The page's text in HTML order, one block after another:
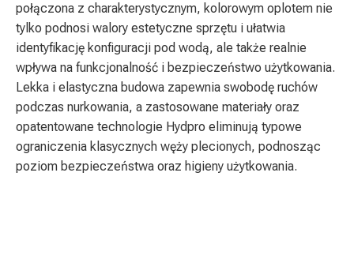
połączona z charakterystycznym, kolorowym oplotem nie
tylko podnosi walory estetyczne sprzętu i ułatwia
identyfikację konfiguracji pod wodą, ale także realnie
wpływa na funkcjonalność i bezpieczeństwo użytkowania.
Lekka i elastyczna budowa zapewnia swobodę ruchów
podczas nurkowania, a zastosowane materiały oraz
opatentowane technologie Hydpro eliminują typowe
ograniczenia klasycznych węży plecionych, podnosząc
poziom bezpieczeństwa oraz higieny użytkowania.